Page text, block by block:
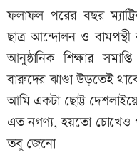
ফলাফল পরের বছর
ছাত্র আন্দোলন ও বামপন্থী
আনুষ্ঠানিক শিক্ষার
বারুদের ঝাণ্ডা উড়তেই
আমি একটা ছোট্ট
এত নগণ্য, হয়তো চোখেও
তবু জেনো